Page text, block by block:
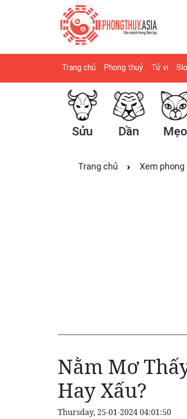
Trang chủ Phong thuỷ Tử vi
Sửu Dần Mẹo
Trang chủ Xem
Nằm Mơ
Hay Xấu?
Thursday, 25-01-2024 04:01:50